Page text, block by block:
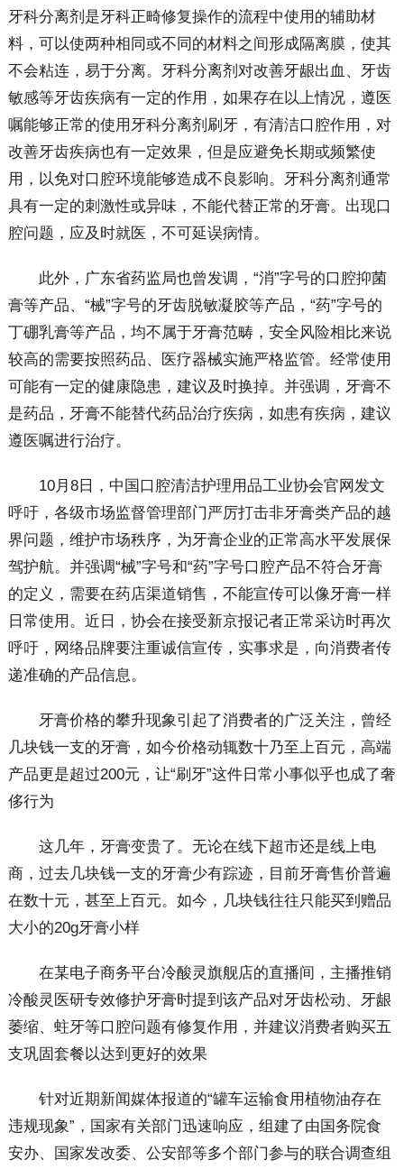
牙科分离剂是牙科正畸修复操作的流程中使用的辅助材
料，可以使两种相同或不同的材料之间形成隔离膜，使其
不会粘连，易于分离。牙科分离剂对改善牙龈出血、牙齿
敏感等牙齿疾病有一定的作用，如果存在以上情况，遵医
嘱能够正常的使用牙科分离剂刷牙，有清洁口腔作用，对
改善牙齿疾病也有一定效果，但是应避免长期或频繁使
用，以免对口腔环境能够造成不良影响。牙科分离剂通常
具有一定的刺激性或异味，不能代替正常的牙膏。出现口
腔问题，应及时就医，不可延误病情。
此外，广东省药监局也曾发调，“消”字号的口腔抑菌
膏等产品、“械”字号的牙齿脱敏凝胶等产品，“药”字号的
丁硼乳膏等产品，均不属于牙膏范畴，安全风险相比来说
较高的需要按照药品、医疗器械实施严格监管。经常使用
可能有一定的健康隐患，建议及时换掉。并强调，牙膏不
是药品，牙膏不能替代药品治疗疾病，如患有疾病，建议
遵医嘱进行治疗。
10月8日，中国口腔清洁护理用品工业协会官网发文
呼吁，各级市场监督管理部门严厉打击非牙膏类产品的越
界问题，维护市场秩序，为牙膏企业的正常高水平发展保
驾护航。并强调“械”字号和“药”字号口腔产品不符合牙膏
的定义，需要在药店渠道销售，不能宣传可以像牙膏一样
日常使用。近日，协会在接受新京报记者正常采访时再次
呼吁，网络品牌要注重诚信宣传，实事求是，向消费者传
递准确的产品信息。
牙膏价格的攀升现象引起了消费者的广泛关注，曾经
几块钱一支的牙膏，如今价格动辄数十乃至上百元，高端
产品更是超过200元，让“刷牙”这件日常小事似乎也成了奢
侈行为
这几年，牙膏变贵了。无论在线下超市还是线上电
商，过去几块钱一支的牙膏少有踪迹，目前牙膏售价普遍
在数十元，甚至上百元。如今，几块钱往往只能买到赠品
大小的20g牙膏小样
在某电子商务平台冷酸灵旗舰店的直播间，主播推销
冷酸灵医研专效修护牙膏时提到该产品对牙齿松动、牙龈
萎缩、蛀牙等口腔问题有修复作用，并建议消费者购买五
支巩固套餐以达到更好的效果
针对近期新闻媒体报道的“罐车运输食用植物油存在
违规现象”，国家有关部门迅速响应，组建了由国务院食
安办、国家发改委、公安部等多个部门参与的联合调查组